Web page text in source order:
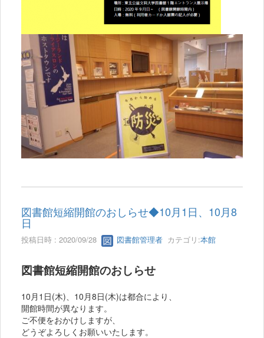
図書館短縮開館のおしらせ◆10月1日、10月8
日
投稿日時 : 2020/09/28 図書館管理者 カテゴリ:本館
図書館短縮開館のおしらせ
10月1日(木)、10月8日(木)は都合により、
開館時間が異なります。
ご不便をおかけしますが、
どうぞよろしくお願いいたします。